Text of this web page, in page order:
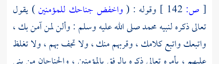
[ ص: وقوله : (واخفض جناحك للمؤمنين) يقول
تعالى ذكره لنبيهمحمدصلى الله عليه وسلم : وألن لمن آمن بك ،
واتبعك واتبع كلامك ، وقربهم منك ، ولا تجف بهم ، ولا تغلظ